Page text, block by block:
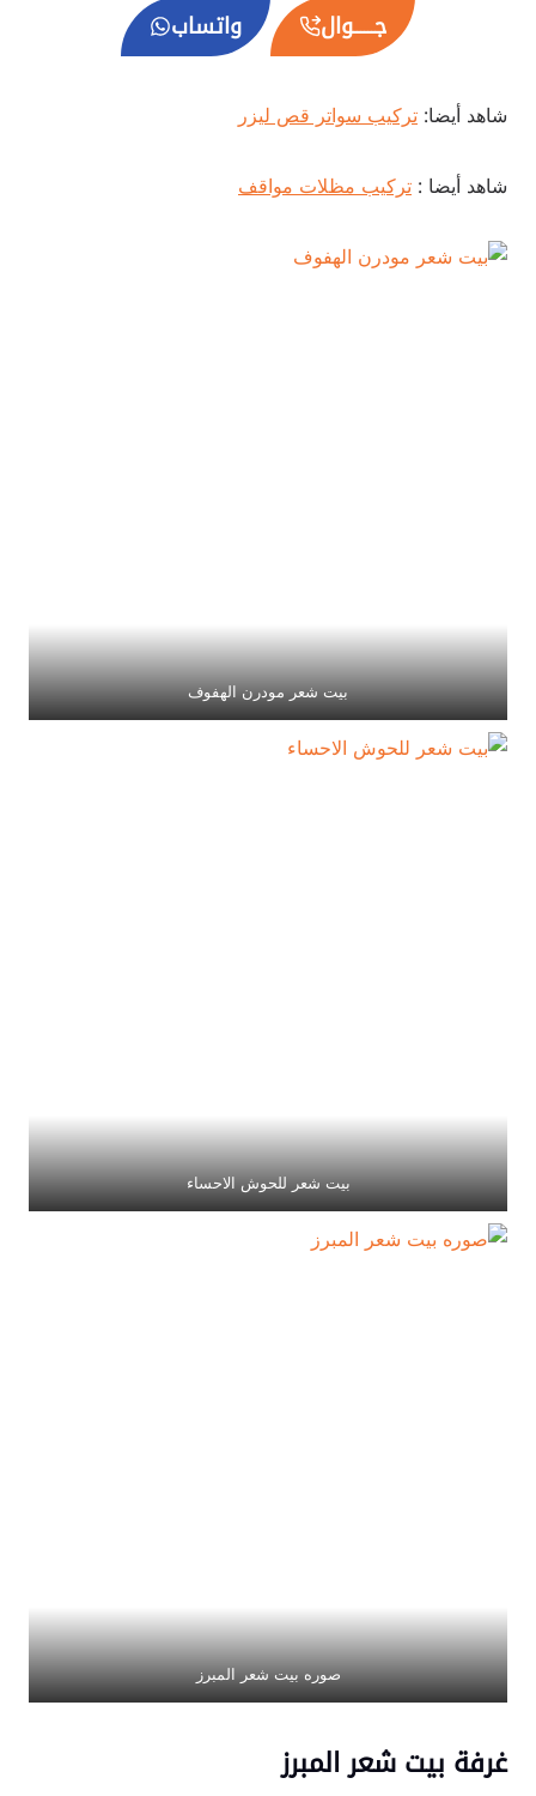
جــــــوال واتساب
شاهد أيضا:تركيب سواتر قص ليزر
شاهد أيضا :تركيب مظلات مواقف
بيت شعر مودرن الهفوف
بيت شعر للحوش الاحساء
صوره بيت شعر المبرز
غرفة بيت شعر المبرز